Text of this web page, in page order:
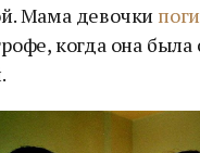
Мама девочки
когда она